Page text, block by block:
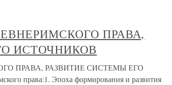
ПРАВА,
ИСТОЧНИКОВ
ПРАВА, РАЗВИТИЕ СИСТЕМЫ ЕГО
права:1. Эпоха формирования и развития